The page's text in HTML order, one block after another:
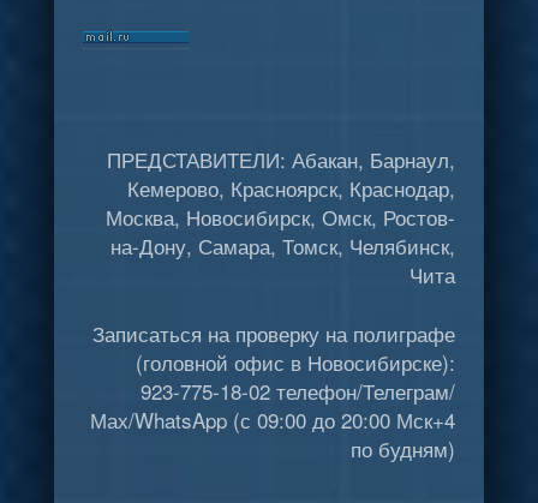
ПРЕДСТАВИТЕЛИ: Абакан, Барнаул,
Кемерово, Красноярск, Краснодар,
Москва, Новосибирск, Омск, Ростов-
на-Дону, Самара, Томск, Челябинск,
Чита
Записаться на проверку на полиграфе
(головной офис в Новосибирске):
923-775-18-02 телефон/Телеграм/
Мах/WhatsApp (с 09:00 до 20:00 Мск+4
по будням)